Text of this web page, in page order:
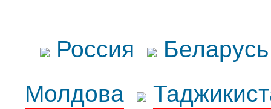
Россия
Беларусь
Молдова